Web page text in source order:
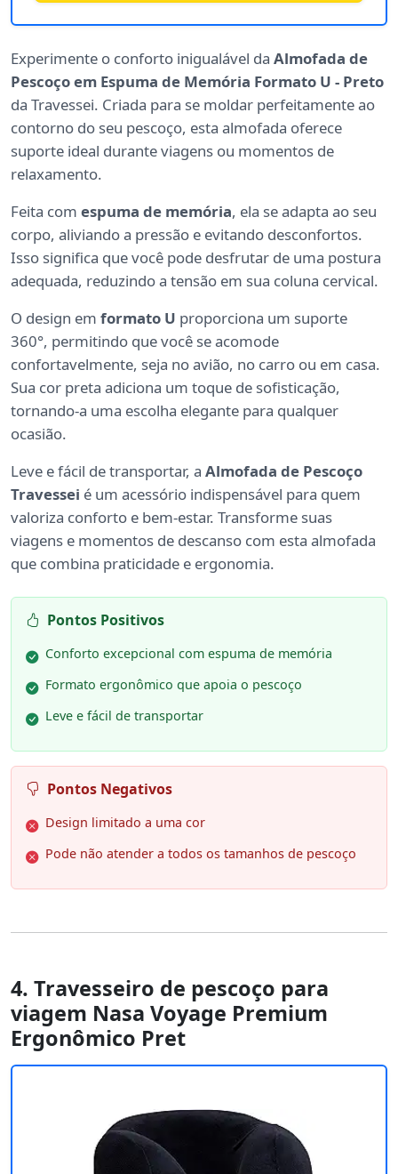
Experimente o conforto inigualável da Almofada de
Pescoço em Espuma de Memória Formato U - Preto
da Travessei. Criada para se moldar perfeitamente ao
contorno do seu pescoço, esta almofada oferece
suporte ideal durante viagens ou momentos de
relaxamento.
Feita com espuma de memória, ela se adapta ao seu
corpo, aliviando a pressão e evitando desconfortos.
Isso significa que você pode desfrutar de uma postura
adequada, reduzindo a tensão em sua coluna cervical.
O design em formato U proporciona um suporte
360°, permitindo que você se acomode
confortavelmente, seja no avião, no carro ou em casa.
Sua cor preta adiciona um toque de sofisticação,
tornando-a uma escolha elegante para qualquer
ocasião.
Leve e fácil de transportar, a Almofada de Pescoço
Travessei é um acessório indispensável para quem
valoriza conforto e bem-estar. Transforme suas
viagens e momentos de descanso com esta almofada
que combina praticidade e ergonomia.
Pontos Positivos
Conforto excepcional com espuma de memória
Formato ergonômico que apoia o pescoço
Leve e fácil de transportar
Pontos Negativos
Design limitado a uma cor
Pode não atender a todos os tamanhos de pescoço
4. Travesseiro de pescoço para
viagem Nasa Voyage Premium
Ergonômico Pret